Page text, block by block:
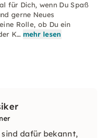
für Dich, wenn Du Spaß
gerne Neues
Rolle, ob Du ein
K… mehr lesen
dafür bekannt,